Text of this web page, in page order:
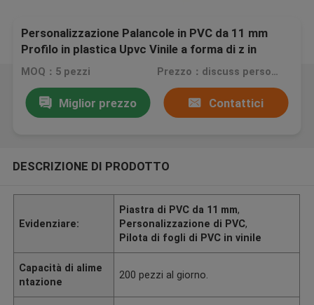
Personalizzazione Palancole in PVC da 11 mm
Profilo in plastica Upvc Vinile a forma di z in
plastica
MOQ：5 pezzi Prezzo：discuss personally
Miglior prezzo Contattici
DESCRIZIONE DI PRODOTTO
Evidenziare:
Piastra di PVC da 11 mm,
Personalizzazione di PVC,
Pilota di fogli di PVC in vinile
Capacità di alime
ntazione
200 pezzi al giorno.